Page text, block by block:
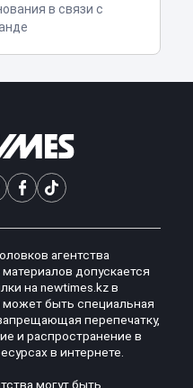
в связи с
агентства
допускается
на newtimes.kz в
быть специальная
перепечатку,
и распространение в
в интернете.
могут быть